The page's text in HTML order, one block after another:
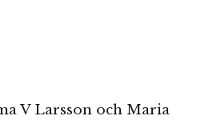
V Larsson och Maria